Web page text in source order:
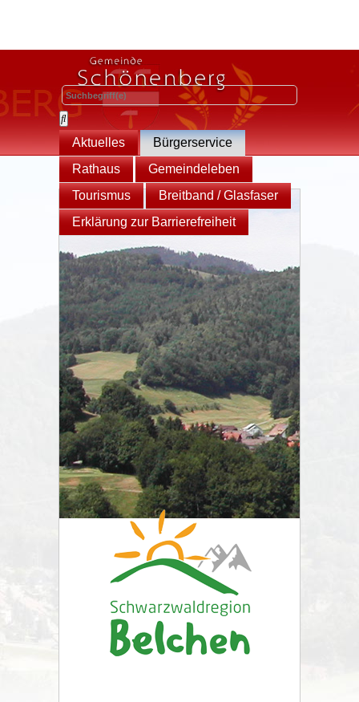
Aktuelles
Bürgerservice
Rathaus
Gemeindeleben
Tourismus
Breitband / Glasfaser
Erklärung zur Barrierefreiheit